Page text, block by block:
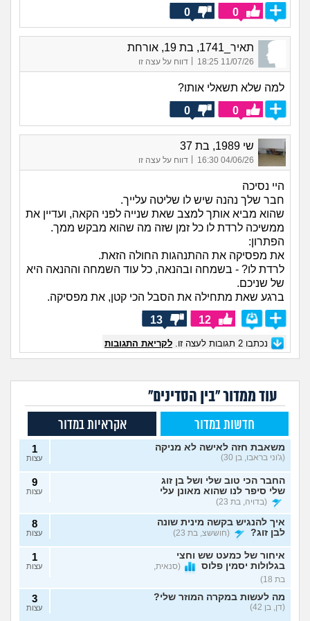
0
0
תאיר_1741, בת 19, אורחת
11/07/26 18:25
| דווח על עצה זו
למה שלא תשאלי אותו?
0
0
שי 1989, בת 37
04/06/26 16:30
| דווח על עצה זו
היי נסיכה
חבר שלך נהנה שיש לו שליטה עלייך.
שהוא מביא אותך למצב שאת שנייה לפני הקאה, ועדיין את
ממשיכה לרדת לו כל זמן שזה מה שהוא מבקש ממך.
הפתרון:
את מפסיקה את ההתנהגות החולה הזאת.
לרדת לו? - בשמחה ובהנאה, כל עוד השמחה וההנאה היא
של שניכם.
ברגע שאת מתחילה את הסבל הכי קטן, את מפסיקה.
12
13
נכתבו 2 תגובות לעצה זו. לקריאת התגובות
עוד ממדור "בין הסדינים"
חדשות במדור אקראיות במדור
משאבת חזה לאישה לא מניקה
(ג'וני בראבו, בן 30)
1
עצות
החבר הכי טוב שלי ושל בן זוג
שלי סיפר לנו שהוא מאונן עלי
(בדויה, בת 23)
9
עצות
איך להנגיש בקשה מינית שונה
לבן זוג?
(חוששצ, בת 23)
8
עצות
איחור של כמעט שש וחצי
בגלולות יסמין פלוס
(סנאית,
בת 18)
1
עצות
מה לעשות במקרה המוזר שלי?
(דן, בן 42)
3
עצות